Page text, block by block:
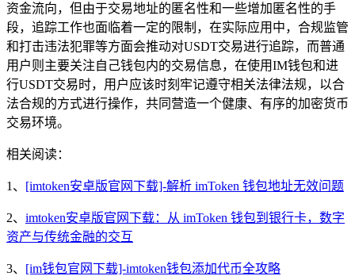
资金流向，但由于交易地址的匿名性和一些增加匿名性的手
段，追踪工作也面临着一定的限制，在实际应用中，合规监管
和打击违法犯罪等方面会推动对USDT交易进行追踪，而普通
用户则主要关注自己钱包内的交易信息，在使用IM钱包和进
行USDT交易时，用户应该时刻牢记遵守相关法律法规，以合
法合规的方式进行操作，共同营造一个健康、有序的加密货币
交易环境。
相关阅读：
1、 [imtoken安卓版官网下载]-解析 imToken 钱包地址无效问题
2、 imtoken安卓版官网下载：从 imToken 钱包到银行卡，数字
资产与传统金融的交互
3、 [im钱包官网下载]-imtoken钱包添加代币全攻略